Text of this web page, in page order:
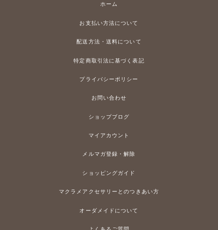
ホーム
お支払い方法について
配送方法・送料について
特定商取引法に基づく表記
プライバシーポリシー
お問い合わせ
ショップブログ
マイアカウント
メルマガ登録・解除
ショッピングガイド
マクラメアクセサリーとのつきあい方
オーダメイドについて